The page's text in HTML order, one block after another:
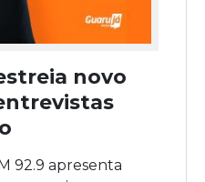
novo
92.9 apresenta